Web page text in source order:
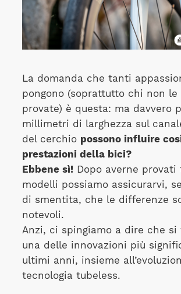
La domanda che tanti
pongono (soprattutto chi non le
provate) è questa: ma davvero
millimetri di larghezza sul
del cerchio possono influire
prestazioni della bici?
Ebbene sì!Dopo averne provati
modelli possiamo assicurarvi,
di smentita, che le differenze
notevoli.
Anzi, ci spingiamo a dire che
una delle innovazioni più
ultimi anni, insieme
tecnologia tubeless.